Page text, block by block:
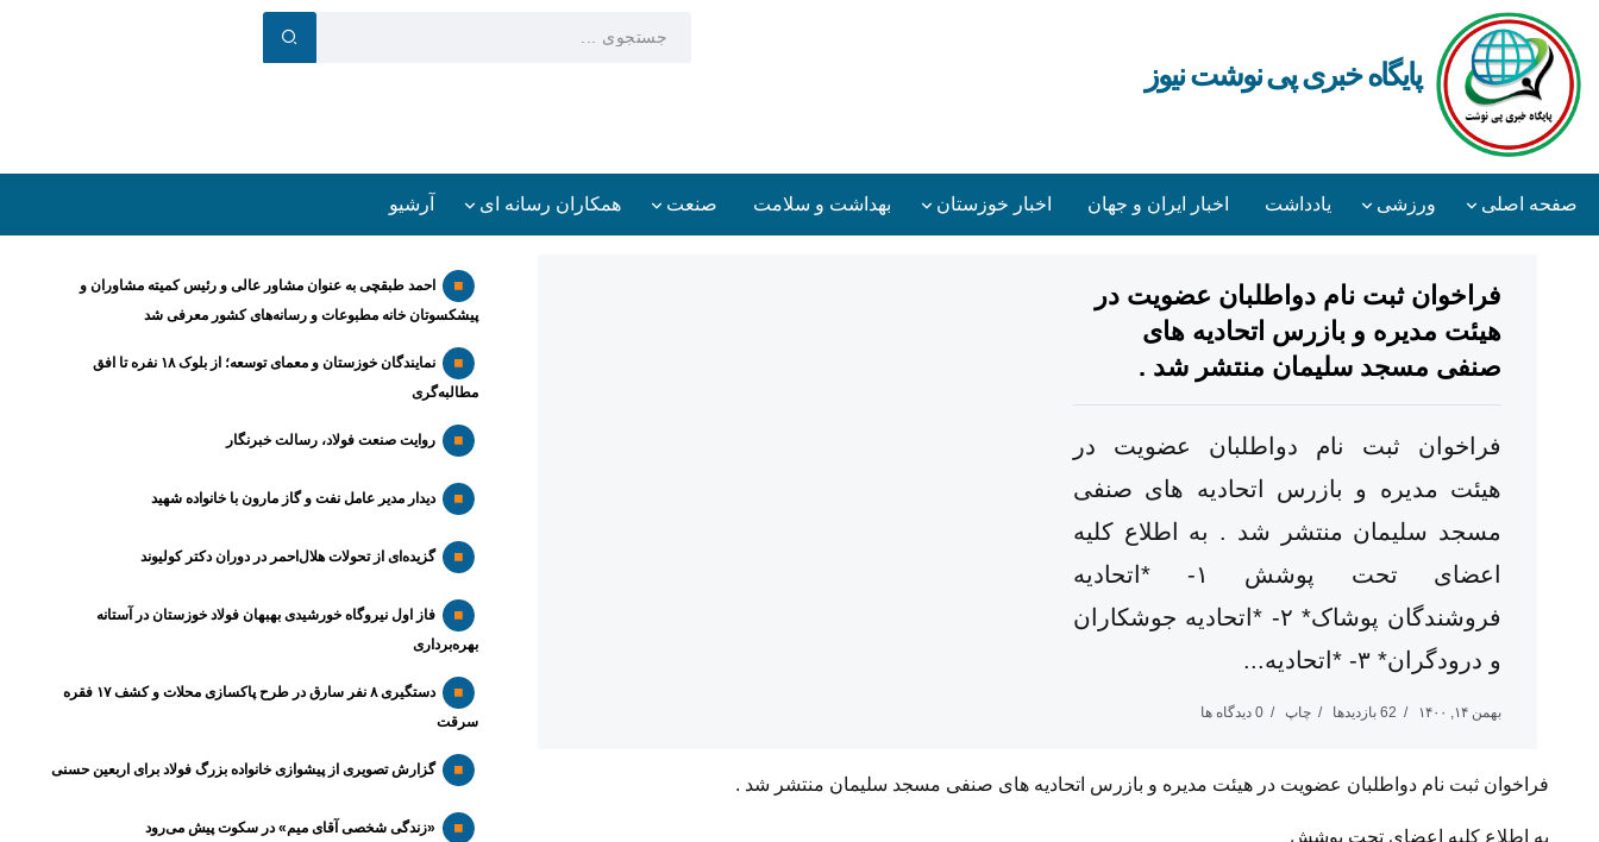
پایگاه خبری پی نوشت نیوز
صفحه اصلی ورزشی یادداشت اخبار ایران و جهان اخبار خوزستان بهداشت و سلامت صنعت همکاران رسانه ای آرشیو
فراخوان ثبت نام دواطلبان عضویت در
هیئت مدیره و بازرس اتحادیه های
صنفی مسجد سلیمان منتشر شد .
فراخوان ثبت نام دواطلبان عضویت در
هیئت مدیره و بازرس اتحادیه های صنفی
مسجد سلیمان منتشر شد . به اطلاع کلیه
اعضای تحت پوشش ۱- *اتحادیه
فروشندگان پوشاک* ۲- *اتحادیه جوشکاران
و درودگران* ۳- *اتحادیه...
بهمن ۱۴, ۱۴۰۰ 62 بازدیدها چاپ 0 دیدگاه ها
فراخوان ثبت نام دواطلبان عضویت در هیئت مدیره و بازرس اتحادیه های صنفی مسجد سلیمان منتشر شد .
به اطلاع کلیه اعضای تحت پوشش
احمد طبقچی به عنوان مشاور عالی و رئیس کمیته مشاوران و
پیشکسوتان خانه مطبوعات و رسانه‌های کشور معرفی شد
نمایندگان خوزستان و معمای توسعه؛ از بلوک ۱۸ نفره تا افق
مطالبه‌گری
روایت صنعت فولاد،‌ رسالت خبرنگار
دیدار مدیر عامل نفت و گاز مارون با خانواده شهید
گزیده‌ای از تحولات هلال‌احمر در دوران دکتر کولیوند
فاز اول نیروگاه خورشیدی بهبهان فولاد خوزستان در آستانه
بهره‌برداری
دستگیری ۸ نفر سارق در طرح پاکسازی محلات و کشف ۱۷ فقره
سرقت
گزارش تصویری از پیشوازی خانواده بزرگ فولاد برای اربعین حسنی
«زندگی شخصی آقای میم» در سکوت پیش می‌رود